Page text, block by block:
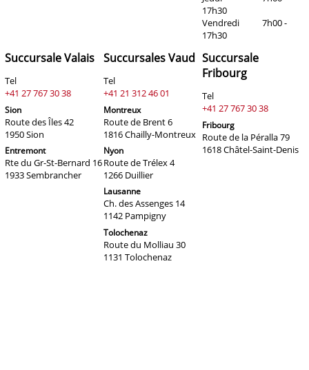
17h30
Vendredi
7h00 -
17h30
Succursale Valais
Tel
+41 27 767 30 38
Sion
Route des Îles 42
1950 Sion
Entremont
Rte du Gr-St-Bernard 16
1933 Sembrancher
Succursales Vaud
Tel
+41 21 312 46 01
Montreux
Route de Brent 6
1816 Chailly-Montreux
Nyon
Route de Trélex 4
1266 Duillier
Lausanne
Ch. des Assenges 14
1142 Pampigny
Tolochenaz
Route du Molliau 30
1131 Tolochenaz
Succursale
Fribourg
Tel
+41 27 767 30 38
Fribourg
Route de la Péralla 79
1618 Châtel-Saint-Denis